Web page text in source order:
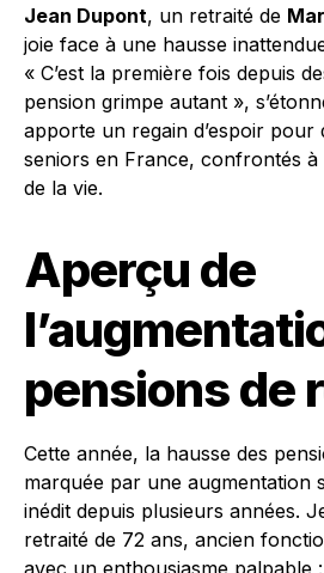
Jean Dupont, un retraité de
joie face à une hausse
« C’est la première fois depuis
pension grimpe autant »,
apporte un regain d’espoir pour
seniors en France, confrontés
de la vie.
Aperçu de
pensions de
Cette année, la hausse des
marquée par une augmentation
inédit depuis plusieurs années.
retraité de 72 ans, ancien
avec un enthousiasme palpable